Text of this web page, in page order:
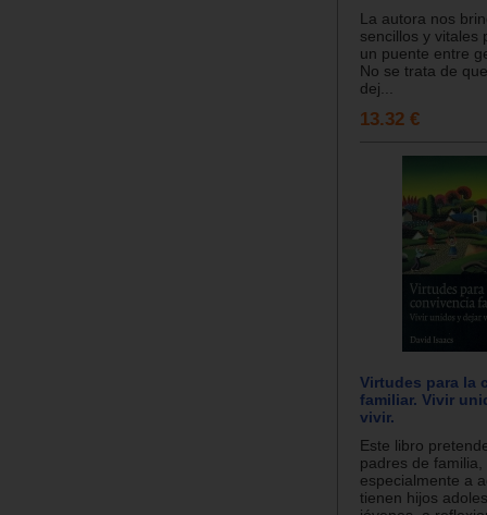
La autora nos
sencillos y vitales
un puente entre
No se trata de
dej...
13.32 €
Virtudes para la
familiar. Vivir
vivir.
Este libro
padres de familia,
especialmente a
tienen hijos